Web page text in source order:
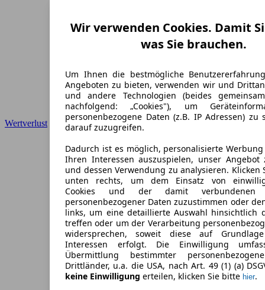
Wertverlust
Wir verwenden Cookies. Damit
was Sie brauchen.
Um Ihnen die bestmögliche
Angeboten zu bieten, verwenden wir und
und andere Technologien (beides
nachfolgend: „Cookies"), um
personenbezogene Daten (z.B. IP Adressen) zu
darauf zuzugreifen.
Dadurch ist es möglich, personalisierte
Ihren Interessen auszuspielen, unser Angebot
und dessen Verwendung zu analysieren. Klicken
unten rechts, um dem Einsatz von
Cookies und der damit verbundenen
personenbezogener Daten zuzustimmen oder
links, um eine detaillierte Auswahl hinsichtlich
treffen oder um der Verarbeitung
widersprechen, soweit diese auf
Interessen erfolgt. Die Einwilligung
Übermittlung bestimmter
Drittländer, u.a. die USA, nach Art. 49 (1) (a)
keine Einwilligung erteilen, klicken Sie bitte hier.